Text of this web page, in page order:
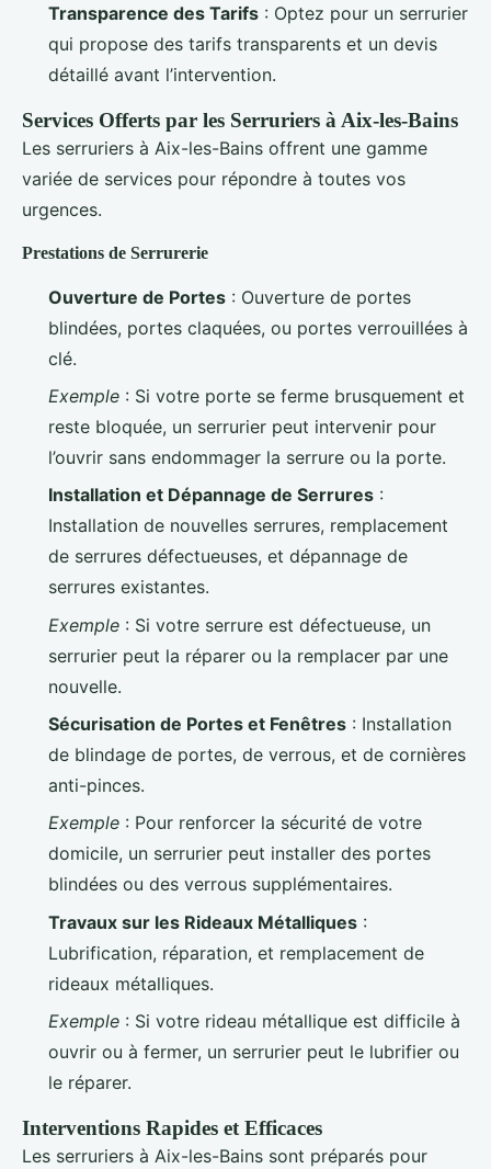
Transparence des Tarifs : Optez pour un serrurier
qui propose des tarifs transparents et un devis
détaillé avant l’intervention.
Services Offerts par les Serruriers à Aix-les-Bains
Les serruriers à Aix-les-Bains offrent une gamme
variée de services pour répondre à toutes vos
urgences.
Prestations de Serrurerie
Ouverture de Portes : Ouverture de portes
blindées, portes claquées, ou portes verrouillées à
clé.
Exemple : Si votre porte se ferme brusquement et
reste bloquée, un serrurier peut intervenir pour
l’ouvrir sans endommager la serrure ou la porte.
Installation et Dépannage de Serrures :
Installation de nouvelles serrures, remplacement
de serrures défectueuses, et dépannage de
serrures existantes.
Exemple : Si votre serrure est défectueuse, un
serrurier peut la réparer ou la remplacer par une
nouvelle.
Sécurisation de Portes et Fenêtres : Installation
de blindage de portes, de verrous, et de cornières
anti-pinces.
Exemple : Pour renforcer la sécurité de votre
domicile, un serrurier peut installer des portes
blindées ou des verrous supplémentaires.
Travaux sur les Rideaux Métalliques :
Lubrification, réparation, et remplacement de
rideaux métalliques.
Exemple : Si votre rideau métallique est difficile à
ouvrir ou à fermer, un serrurier peut le lubrifier ou
le réparer.
Interventions Rapides et Efficaces
Les serruriers à Aix-les-Bains sont préparés pour